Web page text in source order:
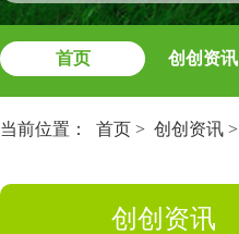
首页 创创资讯
当前位置： 首页 > 创创资讯 >
创创资讯